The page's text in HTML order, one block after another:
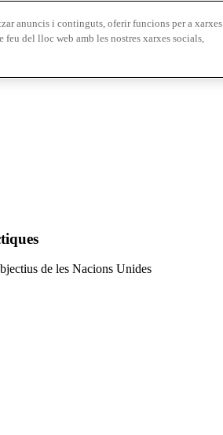
de les Nacions Unides
anuncis i continguts, oferir funcions per a xarxes
del lloc web amb les nostres xarxes socials,